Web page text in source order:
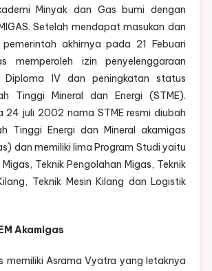
Minyak dan Gas bumi dengan
Setelah mendapat masukan dan
akhirnya pada 21 Febuari
memperoleh izin penyelenggaraan
Diploma IV dan peningkatan status
Tinggi Mineral dan Energi (STME).
24 juli 2002 nama STME resmi diubah
Tinggi Energi dan Mineral akamigas
dan memiliki lima Program Studi yaitu
Migas, Teknik Pengolahan Migas, Teknik
Teknik Mesin Kilang dan Logistik
Akamigas
memiliki Asrama Vyatra yang letaknya